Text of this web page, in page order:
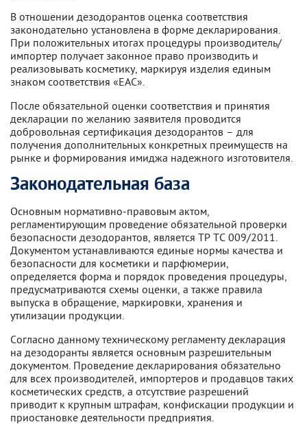
В отношении дезодорантов оценка соответствия
законодательно установлена в форме декларирования.
При положительных итогах процедуры производитель/
импортер получает законное право производить и
реализовывать косметику, маркируя изделия единым
знаком соответствия «ЕАС».
После обязательной оценки соответствия и принятия
декларации по желанию заявителя проводится
добровольная сертификация дезодорантов – для
получения дополнительных конкретных преимуществ на
рынке и формирования имиджа надежного изготовителя.
Законодательная база
Основным нормативно-правовым актом,
регламентирующим проведение обязательной проверки
безопасности дезодорантов, является ТР ТС 009/2011.
Документом устанавливаются единые нормы качества и
безопасности для косметики и парфюмерии,
определяется форма и порядок проведения процедуры,
предусматриваются схемы оценки, а также правила
выпуска в обращение, маркировки, хранения и
утилизации продукции.
Согласно данному техническому регламенту декларация
на дезодоранты является основным разрешительным
документом. Проведение декларирования обязательно
для всех производителей, импортеров и продавцов таких
косметических средств, а отсутствие разрешений
приводит к крупным штрафам, конфискации продукции и
приостановке деятельности предприятия.